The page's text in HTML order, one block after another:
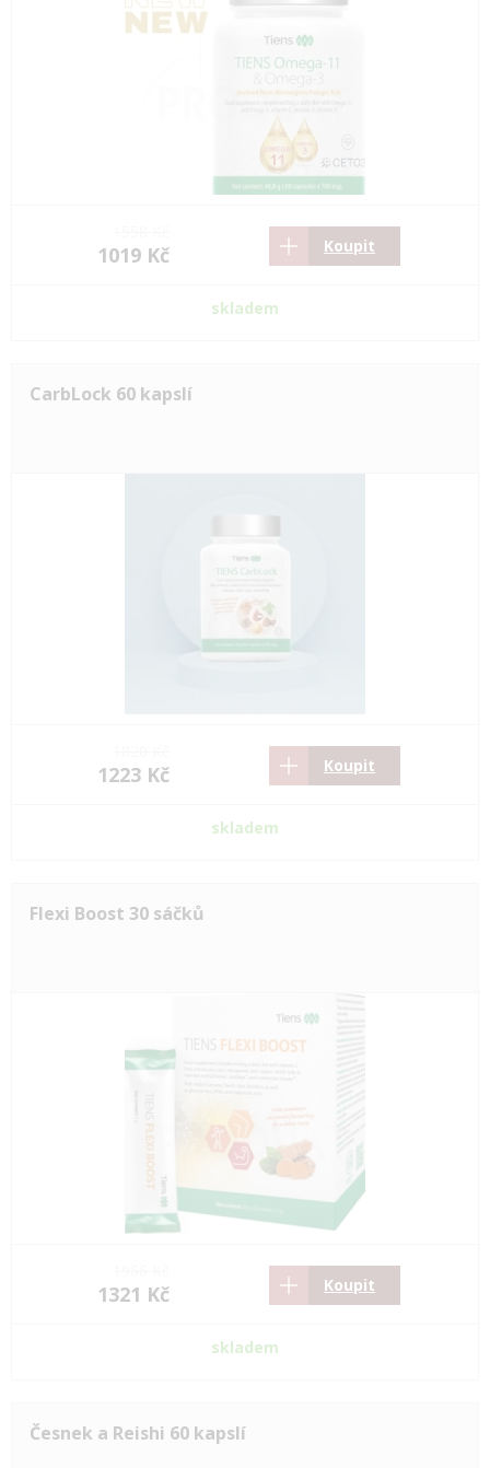
1019 Kč Koupit
skladem
CarbLock 60 kapslí
1223 Kč Koupit
skladem
Flexi Boost 30 sáčků
1321 Kč Koupit
skladem
Česnek a Reishi 60 kapslí